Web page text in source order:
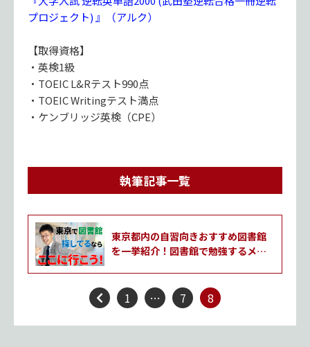
プロジェクト) 』（アルク）
【取得資格】
・英検1級
・TOEIC L&Rテスト990点
・TOEIC Writingテスト満点
・ケンブリッジ英検（CPE）
執筆記事一覧
東京都内の自習向きおすすめ図書館
を一挙紹介！図書館で勉強するメリ
ペ
1 … 7 8